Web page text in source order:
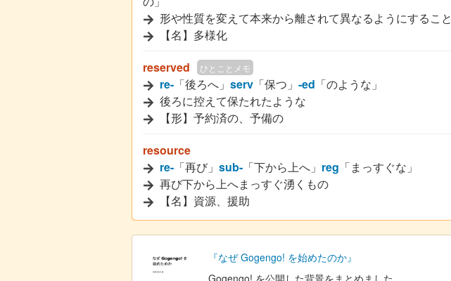
形や性質を変えて本来から離されて異なるようにすること
【名】多様化
reserved
ひとことメモ
re- 「後ろへ」 serv 「保つ」 -ed 「のような」
後ろに控えて保たれたような
【形】予約済の、予備の
resource
re- 「再び」 sub- 「下から上へ」 reg 「まっすぐな」
再び下から上へまっすぐ湧くもの
【名】資源、援助
『なぜ Gogengo! を始めたのか』
Gogengo! を公開した背景をまとめました。